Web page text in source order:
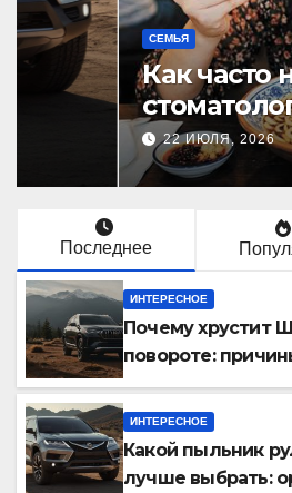
СЕМЬЯ
Как часто нужно
стоматолога:
для здоровья
22 ИЮЛЯ, 2026 ADMIN
Последнее
ИНТЕРЕСНОЕ
Почему хрустит
повороте:
ИНТЕРЕСНОЕ
Какой пыльник
лучше выбрать: